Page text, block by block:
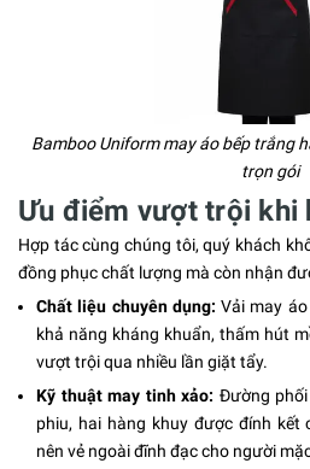
Bamboo Uniform may áo bếp trắng
trọn gói
Ưu điểm vượt trội khi
Hợp tác cùng chúng tôi, quý khách
đồng phục chất lượng mà còn nhận
Chất liệu chuyên dụng: Vải may
khả năng kháng khuẩn, thấm hút
vượt trội qua nhiều lần giặt tẩy.
Kỹ thuật may tinh xảo: Đường
phiu, hai hàng khuy được đính kết
nên vẻ ngoài đĩnh đạc cho người